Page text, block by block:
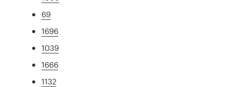
69
1696
1039
1666
1132